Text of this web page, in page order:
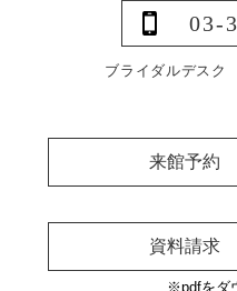
03-
ブライダルデス
来館予約
資料請求
※pdfをダ